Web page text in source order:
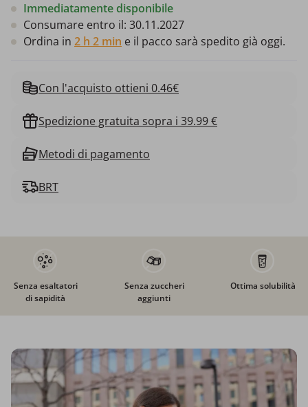
Immediatamente disponibile
Consumare entro il: 30.11.2027
Ordina in 2 h 2 min e il pacco sarà spedito già oggi.
Con l'acquisto ottieni 0.46€
Spedizione gratuita sopra i 39.99 €
Metodi di pagamento
BRT
Senza esaltatori
di sapidità
Senza zuccheri
aggiunti
Ottima solubilità